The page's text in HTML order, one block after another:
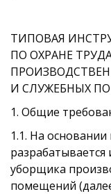
ТИПОВАЯ
ПО ОХРАНЕ
И СЛУЖЕБНЫХ
1. Общие
1.1. На
разрабатывается
уборщика
помещений